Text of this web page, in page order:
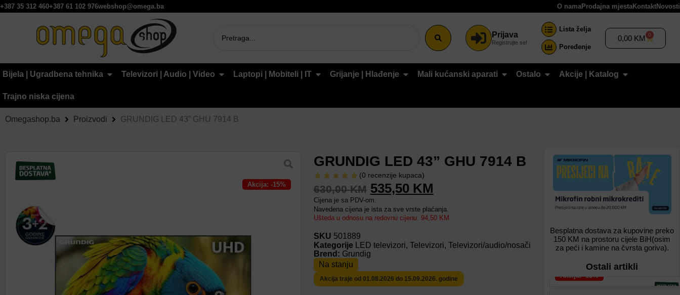
+387 35 312 460+387 61 102 976webshop@omega.ba O nama Prodajna mjesta KontaktNovosti
Prijava
Registrujte se!
Lista želja
Poređenje
0,00 KM 0
Bijela | Ugradbena tehnika Televizori | Audio | Video Laptopi | Mobiteli | IT Grijanje | Hlađenje Mali kućanski aparati Ostalo Akcije | Katalog
Trajno niska cijena
Omegashop.ba Proizvodi GRUNDIG LED 43” GHU 7914 B
Akcija: -15%
GRUNDIG LED 43” GHU 7914 B
(0 recenzije kupaca)
630,00KM 535,50 KM
Cijena je sa PDV-om.
Navedena cijena je ista za sve vrste plaćanja.
Ušteda u odnosu na redovnu cijenu: 94,50 KM
SKU 501889
Kategorije
LED televizori, Televizori, Televizori/audio/nosači
Brend: Grundig
Na stanju
Akcija traje od 01.08.2026 do 15.09.2026. godine
Besplatna dostava za kupovine preko
150 KM na prostoru cijele BiH(osim
za peći i kamine na čvrsta goriva).
Ostali artikli
Akcija: -15%